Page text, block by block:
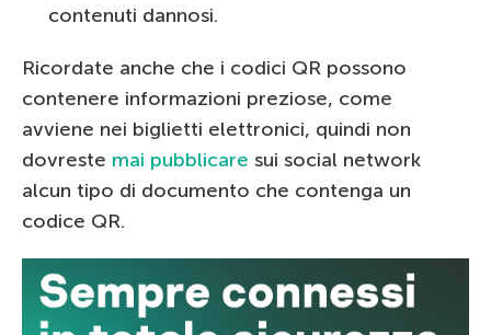
contenuti dannosi.
Ricordate anche che i codici QR possono
contenere informazioni preziose, come
avviene nei biglietti elettronici, quindi non
dovreste mai pubblicare sui social network
alcun tipo di documento che contenga un
codice QR.